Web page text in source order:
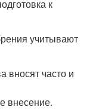
к
учитывают
вносят часто и
внесение.